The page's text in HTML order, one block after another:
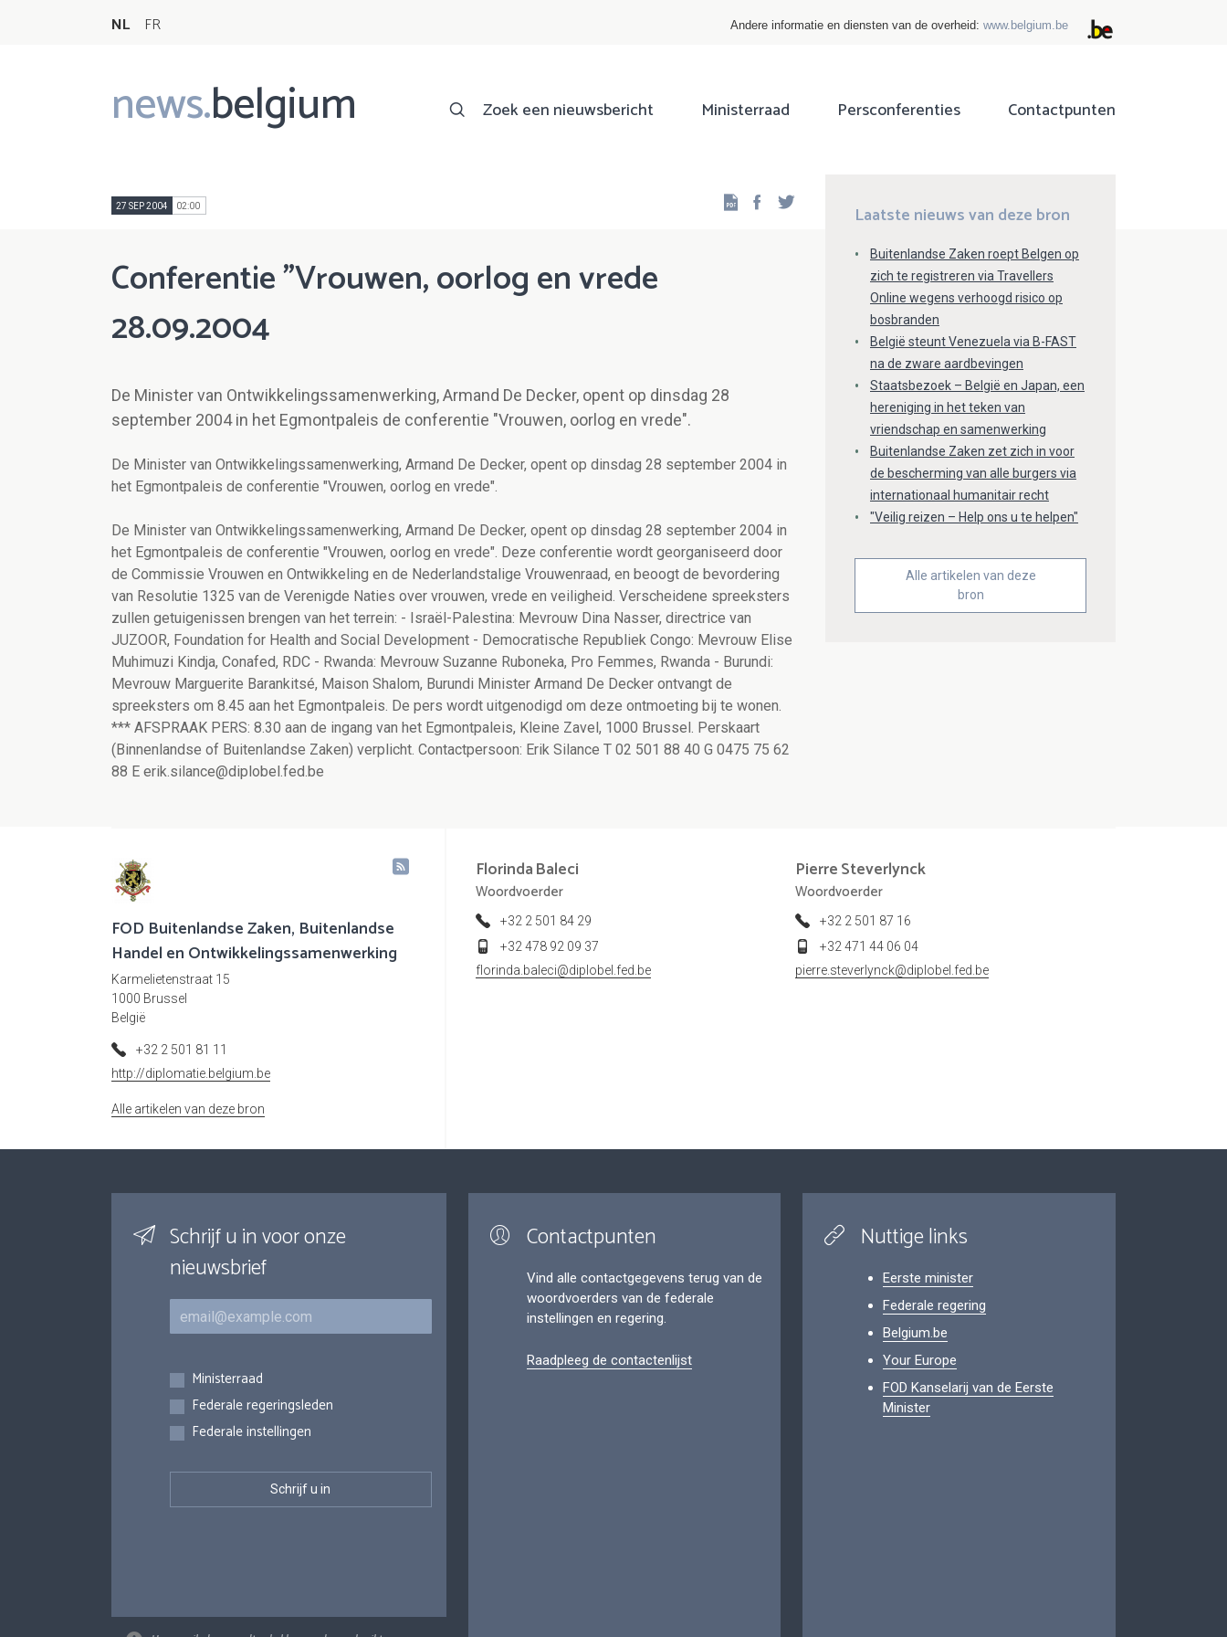
NL FR Andere informatie en diensten van de overheid: www.belgium.be
news.belgium
Main
navigation
Zoek een nieuwsbericht Ministerraad Persconferenties Contactpunten
27 SEP 2004 02:00 Facebook
Conferentie "Vrouwen, oorlog en vrede
28.09.2004
De Minister van Ontwikkelingssamenwerking, Armand De Decker, opent op dinsdag 28
september 2004 in het Egmontpaleis de conferentie "Vrouwen, oorlog en vrede".
De Minister van Ontwikkelingssamenwerking, Armand De Decker, opent op dinsdag 28 september 2004 in
het Egmontpaleis de conferentie "Vrouwen, oorlog en vrede".
De Minister van Ontwikkelingssamenwerking, Armand De Decker, opent op dinsdag 28 september 2004 in
het Egmontpaleis de conferentie "Vrouwen, oorlog en vrede". Deze conferentie wordt georganiseerd door
de Commissie Vrouwen en Ontwikkeling en de Nederlandstalige Vrouwenraad, en beoogt de bevordering
van Resolutie 1325 van de Verenigde Naties over vrouwen, vrede en veiligheid. Verscheidene spreeksters
zullen getuigenissen brengen van het terrein: - Israël-Palestina: Mevrouw Dina Nasser, directrice van
JUZOOR, Foundation for Health and Social Development - Democratische Republiek Congo: Mevrouw Elise
Muhimuzi Kindja, Conafed, RDC - Rwanda: Mevrouw Suzanne Ruboneka, Pro Femmes, Rwanda - Burundi:
Mevrouw Marguerite Barankitsé, Maison Shalom, Burundi Minister Armand De Decker ontvangt de
spreeksters om 8.45 aan het Egmontpaleis. De pers wordt uitgenodigd om deze ontmoeting bij te wonen.
*** AFSPRAAK PERS: 8.30 aan de ingang van het Egmontpaleis, Kleine Zavel, 1000 Brussel. Perskaart
(Binnenlandse of Buitenlandse Zaken) verplicht. Contactpersoon: Erik Silance T 02 501 88 40 G 0475 75 62
88 E erik.silance@diplobel.fed.be
Laatste nieuws van deze bron
Buitenlandse Zaken roept Belgen op
zich te registreren via Travellers
Online wegens verhoogd risico op
bosbranden
België steunt Venezuela via B-FAST
na de zware aardbevingen
Staatsbezoek – België en Japan, een
hereniging in het teken van
vriendschap en samenwerking
Buitenlandse Zaken zet zich in voor
de bescherming van alle burgers via
internationaal humanitair recht
"Veilig reizen – Help ons u te helpen"
Alle artikelen van deze
bron
FOD Buitenlandse Zaken, Buitenlandse
Handel en Ontwikkelingssamenwerking
Karmelietenstraat 15
1000 Brussel
België
+32 2 501 81 11
http://diplomatie.belgium.be
Alle artikelen van deze bron
FlorindaBaleci
Woordvoerder
+32 2 501 84 29
+32 478 92 09 37
florinda.baleci@diplobel.fed.be
PierreSteverlynck
Woordvoerder
+32 2 501 87 16
+32 471 44 06 04
pierre.steverlynck@diplobel.fed.be
Schrijf u in voor onze
nieuwsbrief
E-mail
Inschrijvingen
Ministerraad
Federale regeringsleden
Federale instellingen
Contactpunten
Vind alle contactgegevens terug van de
woordvoerders van de federale
instellingen en regering.
Raadpleeg de contactenlijst
Nuttige links
Eerste minister
Federale regering
Belgium.be
Your Europe
FOD Kanselarij van de Eerste
Minister